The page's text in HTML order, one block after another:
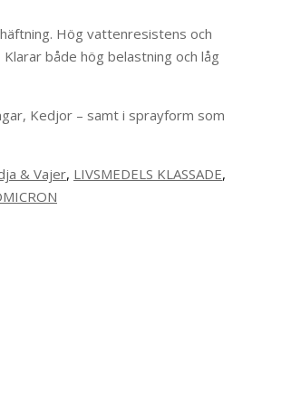
Hög vattenresistens och
både hög belastning och låg
Kedjor – samt i sprayform som
& Vajer, LIVSMEDELS KLASSADE,